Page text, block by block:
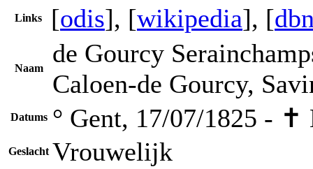
Links [odis], [wikipedia], [
Naam
de Gourcy
Caloen-de Gourcy,
Datums ° Gent, 17/07/1825 - ✝
Geslacht Vrouwelijk